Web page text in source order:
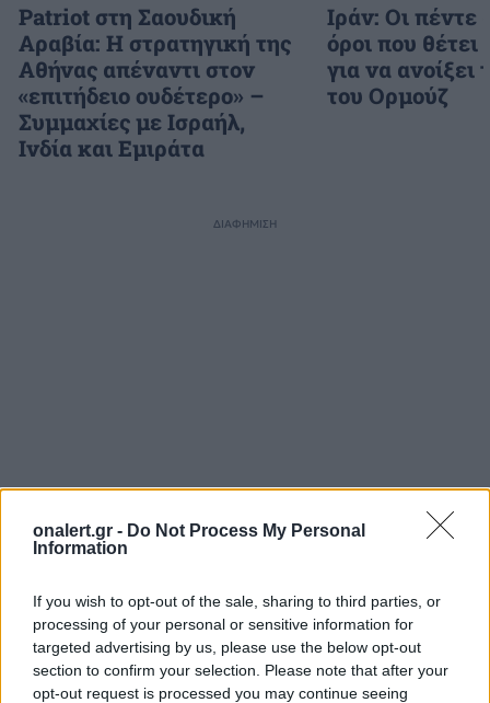
onalert.gr - Do Not Process My Personal
Information
If you wish to opt-out of the sale, sharing to third parties, or
processing of your personal or sensitive information for
targeted advertising by us, please use the below opt-out
section to confirm your selection. Please note that after your
opt-out request is processed you may continue seeing
Patriot στη Σαουδική
Αραβία: Η στρατηγική της
Αθήνας απέναντι στον
«επιτήδειο ουδέτερο» –
Συμμαχίες με Ισραήλ,
Ινδία και Εμιράτα
Ιράν: Οι πέντε
όροι που
για να ανοίξει
του Ορμούζ
ΔΙΑΦΗΜΙΣΗ
ΣΧΕΤΙΚΑ ΑΡΘΡΑ